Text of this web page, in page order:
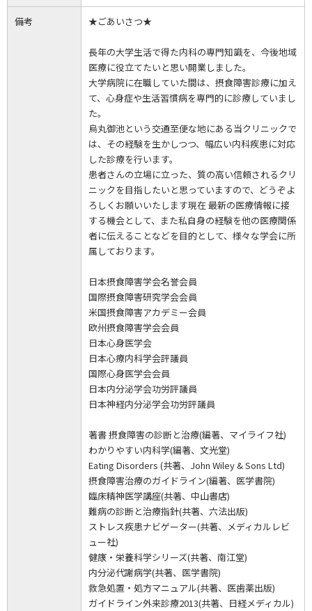
備考 ★ごあいさつ★
長年の大学生活で得た内科の専門知識を、今後地域
医療に役立てたいと思い開業しました。
大学病院に在職していた間は、摂食障害診療に加え
て、心身症や生活習慣病を専門的に診療していまし
た。
烏丸御池という交通至便な地にある当クリニックで
は、その経験を生かしつつ、幅広い内科疾患に対応
した診療を行います。
患者さんの立場に立った、質の高い信頼されるクリ
ニックを目指したいと思っていますので、どうぞよ
ろしくお願いいたします現在 最新の医療情報に接
する機会として、また私自身の経験を他の医療関係
者に伝えることなどを目的として、様々な学会に所
属しております。
日本摂食障害学会名誉会員
国際摂食障害研究学会会員
米国摂食障害アカデミー会員
欧州摂食障害学会会員
日本心身医学会
日本心療内科学会評議員
国際心身医学会会員
日本内分泌学会功労評議員
日本神経内分泌学会功労評議員
著書 摂食障害の診断と治療(編著、マイライフ社)
わかりやすい内科学(編著、文光堂)
Eating Disorders (共著、John Wiley & Sons Ltd)
摂食障害治療のガイドライン(編著、医学書院)
臨床精神医学講座(共著、中山書店)
難病の診断と治療指針(共著、六法出版)
ストレス疾患ナビゲーター(共著、メディカルレビ
ュー社)
健康・栄養科学シリーズ(共著、南江堂)
内分泌代謝病学(共著、医学書院)
救急処置・処方マニュアル(共著、医歯薬出版)
ガイドライン外来診療2013(共著、日経メディカル)